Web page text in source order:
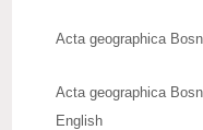
Acta geographica
Acta geographica
English